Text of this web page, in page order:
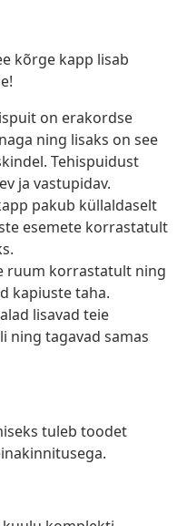
kõrge kapp lisab
on erakordse
ning lisaks on see
Tehispuidust
ja vastupidav.
pakub küllaldaselt
esemete korrastatult
ruum korrastatult ning
kapiuste taha.
lisavad teie
ning tagavad samas
tuleb toodet